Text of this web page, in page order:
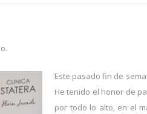
Este pasado fin de
He tenido el honor de
por todo lo alto, en el